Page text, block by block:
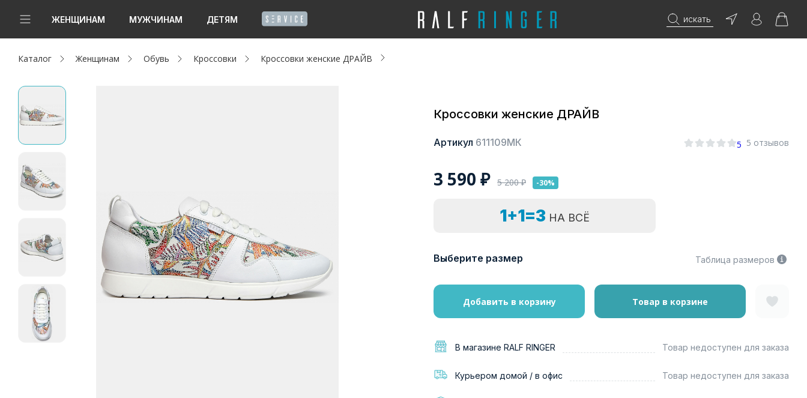
ЖЕНЩИНАМ МУЖЧИНАМ ДЕТЯМ искать
Новинки
Женщинам
Мужчинам
Капсула
Акции / Новости
Адреса магазинов
Каталог Женщинам Обувь Кроссовки Кроссовки женские ДРАЙВ
Кроссовки женские ДРАЙВ
Артикул 611109МК 5 5 отзывов
3 590 ₽ 5 200₽ -30%
1+1=3 НА ВСЁ
Выберите размер Таблица размеров
Добавить в корзину Товар в корзине
В магазине RALF RINGER Товар недоступен для заказа
Курьером домой / в офис Товар недоступен для заказа